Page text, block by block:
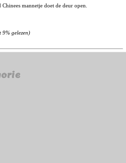
mannetje doet de deur open.
9% gelezen)